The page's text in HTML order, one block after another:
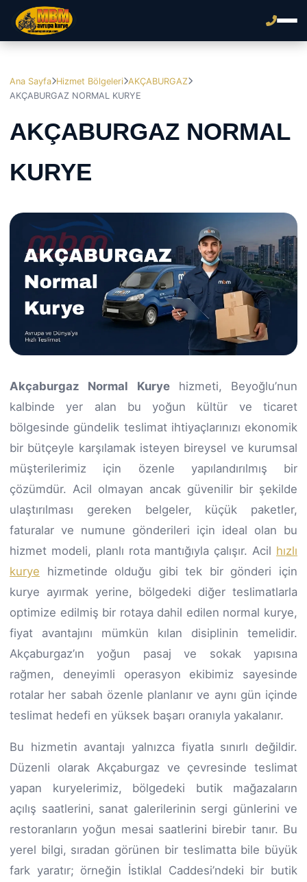
Ana Sayfa Hizmet Bölgeleri AKÇABURGAZ
AKÇABURGAZ NORMAL KURYE
AKÇABURGAZ NORMAL
KURYE
Akçaburgaz Normal Kuryehizmeti, Beyoğlu’nun
kalbinde yer alan bu yoğun kültür ve ticaret
bölgesinde gündelik teslimat ihtiyaçlarınızı ekonomik
bir bütçeyle karşılamak isteyen bireysel ve kurumsal
müşterilerimiz için özenle yapılandırılmış bir
çözümdür. Acil olmayan ancak güvenilir bir şekilde
ulaştırılması gereken belgeler, küçük paketler,
faturalar ve numune gönderileri için ideal olan bu
hizmet modeli, planlı rota mantığıyla çalışır. Acil hızlı
kurye hizmetinde olduğu gibi tek bir gönderi için
kurye ayırmak yerine, bölgedeki diğer teslimatlarla
optimize edilmiş bir rotaya dahil edilen normal kurye,
fiyat avantajını mümkün kılan disiplinin temelidir.
Akçaburgaz’ın yoğun pasaj ve sokak yapısına
rağmen, deneyimli operasyon ekibimiz sayesinde
rotalar her sabah özenle planlanır ve aynı gün içinde
teslimat hedefi en yüksek başarı oranıyla yakalanır.
Bu hizmetin avantajı yalnızca fiyatla sınırlı değildir.
Düzenli olarak Akçaburgaz ve çevresinde teslimat
yapan kuryelerimiz, bölgedeki butik mağazaların
açılış saatlerini, sanat galerilerinin sergi günlerini ve
restoranların yoğun mesai saatlerini birebir tanır. Bu
yerel bilgi, sıradan görünen bir teslimatta bile büyük
fark yaratır; örneğin İstiklal Caddesi’ndeki bir butik